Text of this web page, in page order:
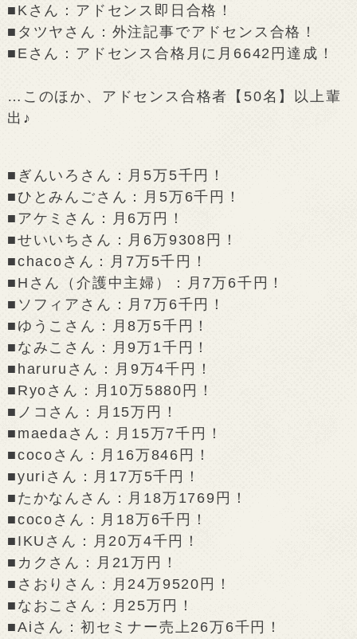
■Kさん：アドセンス即日合格！
■タツヤさん：外注記事でアドセンス合格！
■Eさん：アドセンス合格月に月6642円達成！
…このほか、アドセンス合格者【50名】以上輩
出♪
■ぎんいろさん：月5万5千円！
■ひとみんごさん：月5万6千円！
■アケミさん：月6万円！
■せいいちさん：月6万9308円！
■chacoさん：月7万5千円！
■Hさん（介護中主婦）：月7万6千円！
■ソフィアさん：月7万6千円！
■ゆうこさん：月8万5千円！
■なみこさん：月9万1千円！
■haruruさん：月9万4千円！
■Ryoさん：月10万5880円！
■ノコさん：月15万円！
■maedaさん：月15万7千円！
■cocoさん：月16万846円！
■yuriさん：月17万5千円！
■たかなんさん：月18万1769円！
■cocoさん：月18万6千円！
■IKUさん：月20万4千円！
■カクさん：月21万円！
■さおりさん：月24万9520円！
■なおこさん：月25万円！
■Aiさん：初セミナー売上26万6千円！